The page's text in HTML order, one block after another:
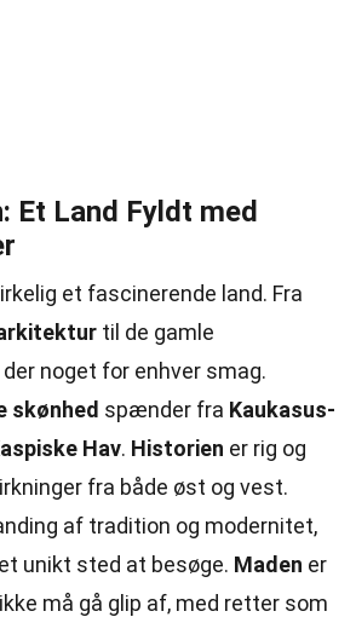
Et Land Fyldt med
et fascinerende land. Fra
til de gamle
der noget for enhver smag.
skønhed spænder fra Kaukasus-
Hav. Historien er rig og
fra både øst og vest.
af tradition og modernitet,
unikt sted at besøge. Maden er
må gå glip af, med retter som